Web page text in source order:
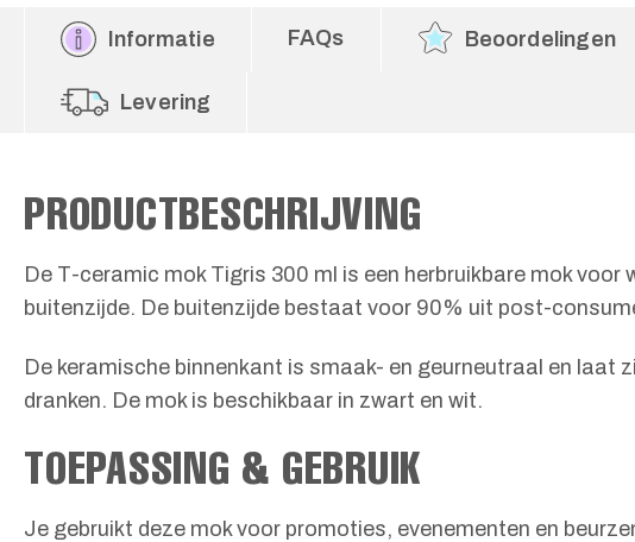
Informatie FAQs Beoordelingen
Levering
PRODUCTBESCHRIJVING
De T-ceramic mok Tigris 300 ml is een herbruikbare mok
buitenzijde. De buitenzijde bestaat voor 90% uit post-
De keramische binnenkant is smaak- en geurneutraal en
dranken. De mok is beschikbaar in zwart en wit.
TOEPASSING & GEBRUIK
Je gebruikt deze mok voor promoties, evenementen en